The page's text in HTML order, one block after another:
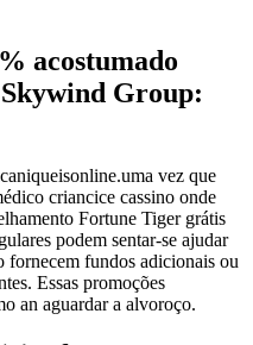
acostumado
Group:
vez que
criancice cassino onde
Fortune Tiger grátis
podem sentar-se ajudar
fornecem fundos adicionais ou
Essas promoções
an aguardar a alvoroço.